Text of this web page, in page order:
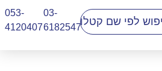
03-
6182547
053-
4120407​